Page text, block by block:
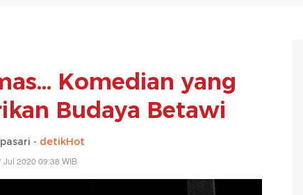
Komedian yang
Budaya Betawi
- detikHot
Jul 2020 09:38 WIB